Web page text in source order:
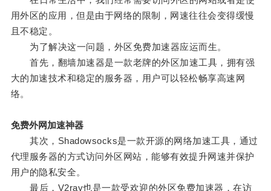
用外区的应用，但是由于网络的限制，网速往往会变得缓慢
且不稳定。
为了解决这一问题，外区免费加速器应运而生。
首先，翻墙加速器是一款老牌的外区加速工具，拥有强
大的加速技术和稳定的服务器，用户可以轻松畅享高速网
络。
免费外网加速神器
其次，Shadowsocks是一款开源的网络加速工具，通过
代理服务器的方式访问外区网站，能够有效提升网速并保护
用户的隐私安全。
最后，V2ray也是一款受欢迎的外区免费加速器，在访